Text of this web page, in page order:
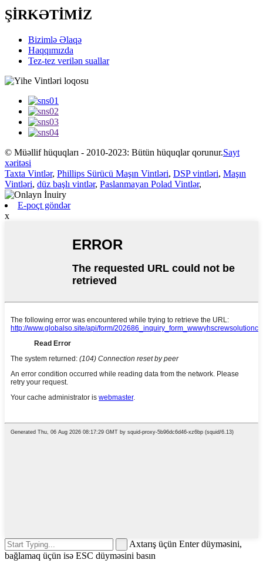
ŞİRKƏTİMİZ
Bizimlə Əlaqə
Haqqımızda
Tez-tez verilən suallar
© Müəllif hüquqları - 2010-2023: Bütün hüquqlar qorunur.Sayt
xəritəsi
Taxta Vintlər, Phillips Sürücü Maşın Vintləri, DSP vintləri, Maşın
Vintləri, düz başlı vintlər, Paslanmayan Polad Vintlər,
E-poçt göndər
x
Axtarış üçün Enter düyməsini,
bağlamaq üçün isə ESC düyməsini basın